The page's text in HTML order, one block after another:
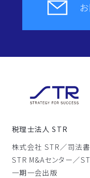
税理士法人 STR
株式会社 STR／司法
STR M&Aセンター／
一期一会出版